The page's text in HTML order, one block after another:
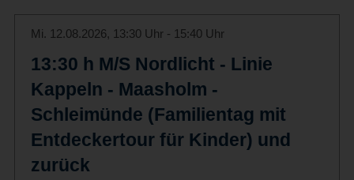
Mi. 12.08.2026, 13:30 Uhr - 15:40 Uhr
13:30 h M/S Nordlicht - Linie
Kappeln - Maasholm -
Schleimünde (Familientag mit
Entdeckertour für Kinder) und
zurück